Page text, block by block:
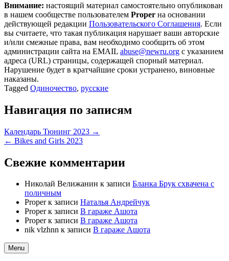
Внимание: настоящий материал самостоятельно опубликован
в нашем сообществе пользователем Proper на основании
действующей редакции Пользовательского Соглашения. Если
вы считаете, что такая публикация нарушает ваши авторские
и/или смежные права, вам необходимо сообщить об этом
администрации сайта на EMAIL abuse@newru.org с указанием
адреса (URL) страницы, содержащей спорный материал.
Нарушение будет в кратчайшие сроки устранено, виновные
наказаны.
Tagged Одиночество, русские
Навигация по записям
Календарь Тюнинг 2023 →
← Bikes and Girls 2023
Свежие комментарии
Николай Велижанин к записи Бланка Брук схвачена с
поличным
Properк записи Наталья Андрейчук
Properк записи В гараже Ашота
Properк записи В гараже Ашота
nik vlzhnn к записи В гараже Ашота
Menu